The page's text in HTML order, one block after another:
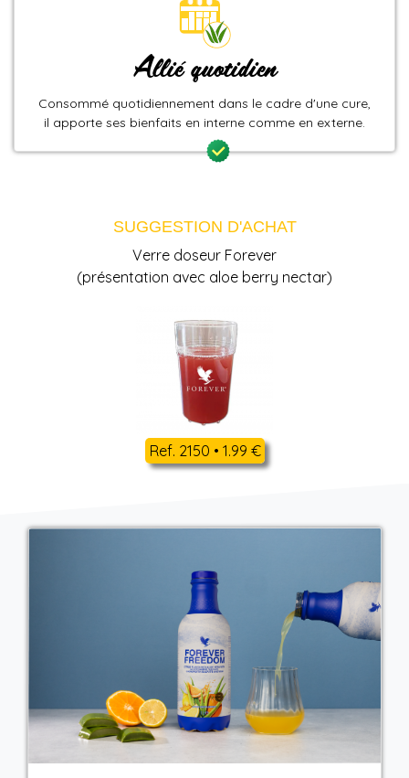
Allié quotidien
Consommé quotidiennement dans le cadre d'une cure,
il apporte ses bienfaits en interne comme en externe.
SUGGESTION D'ACHAT
Verre doseur Forever
(présentation avec aloe berry nectar)
Ref. 2150 • 1.99 €